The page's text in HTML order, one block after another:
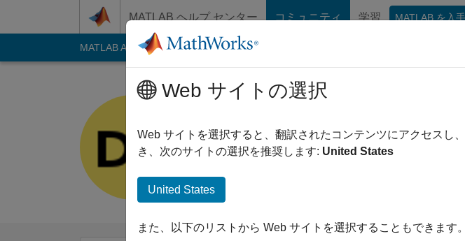
コンテンツへスキップ
MATLAB ヘルプ センター コミュニティ 学習 MATLAB を入
MATLAB Answers File Exchange Cody
Drishti
Last seen: 1年以上 前 | 2024 年からアクティブ
Followers:1Following:0
Web サイトの選択
Web サイトを選択すると、翻訳されたコンテンツにアクセスし
き、次のサイトの選択を推奨します: United States
United States
また、以下のリストから Web サイトを選択することもできます。